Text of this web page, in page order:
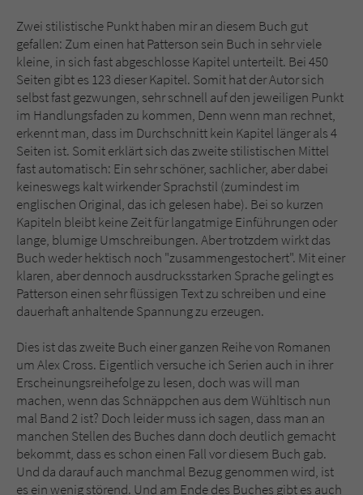
Zwei stilistische Punkt haben mir an diesem Buch gut
gefallen: Zum einen hat Patterson sein Buch in sehr viele
kleine, in sich fast abgeschlosse Kapitel unterteilt. Bei 450
Seiten gibt es 123 dieser Kapitel. Somit hat der Autor sich
selbst fast gezwungen, sehr schnell auf den jeweiligen Punkt
im Handlungsfaden zu kommen, Denn wenn man rechnet,
erkennt man, dass im Durchschnitt kein Kapitel länger als 4
Seiten ist. Somit erklärt sich das zweite stilistischen Mittel
fast automatisch: Ein sehr schöner, sachlicher, aber dabei
keineswegs kalt wirkender Sprachstil (zumindest im
englischen Original, das ich gelesen habe). Bei so kurzen
Kapiteln bleibt keine Zeit für langatmige Einführungen oder
lange, blumige Umschreibungen. Aber trotzdem wirkt das
Buch weder hektisch noch "zusammengestochert". Mit einer
klaren, aber dennoch ausdrucksstarken Sprache gelingt es
Patterson einen sehr flüssigen Text zu schreiben und eine
dauerhaft anhaltende Spannung zu erzeugen.
Dies ist das zweite Buch einer ganzen Reihe von Romanen
um Alex Cross. Eigentlich versuche ich Serien auch in ihrer
Erscheinungsreihefolge zu lesen, doch was will man
machen, wenn das Schnäppchen aus dem Wühltisch nun
mal Band 2 ist? Doch leider muss ich sagen, dass man an
manchen Stellen des Buches dann doch deutlich gemacht
bekommt, dass es schon einen Fall vor diesem Buch gab.
Und da darauf auch manchmal Bezug genommen wird, ist
es ein wenig störend. Und am Ende des Buches gibt es auch